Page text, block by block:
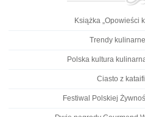
Książka „Opowieści
Trendy
Polska kultura
Ciasto z
Festiwal Polskiej